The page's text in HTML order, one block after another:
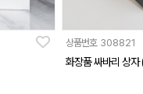
상품번호 308821
화장품 싸바리 상